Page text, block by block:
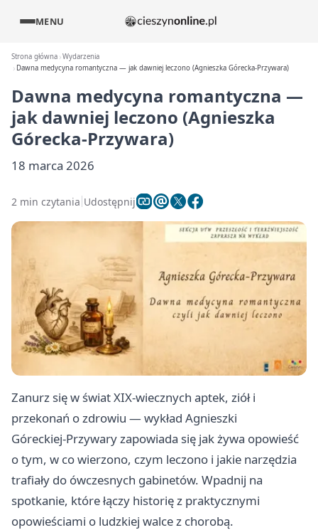
MENU
Strona główna Wydarzenia
Dawna medycyna romantyczna — jak dawniej leczono (Agnieszka Górecka‑Przywara)
Dawna medycyna romantyczna —
jak dawniej leczono (Agnieszka
Górecka‑Przywara)
18 marca 2026
2 min czytania Udostępnij
Zanurz się w świat XIX‑wiecznych aptek, ziół i
przekonań o zdrowiu — wykład Agnieszki
Góreckiej‑Przywary zapowiada się jak żywa opowieść
o tym, w co wierzono, czym leczono i jakie narzędzia
trafiały do ówczesnych gabinetów. Wpadnij na
spotkanie, które łączy historię z praktycznymi
opowieściami o ludzkiej walce z chorobą.